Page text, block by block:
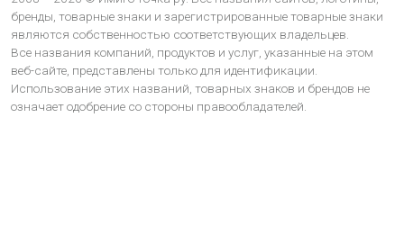
бренды, товарные знаки и зарегистрированные товарные знаки
являются собственностью соответствующих владельцев.
Все названия компаний, продуктов и услуг, указанные на этом
веб-сайте, представлены только для идентификации.
Использование этих названий, товарных знаков и брендов не
означает одобрение со стороны правообладателей.